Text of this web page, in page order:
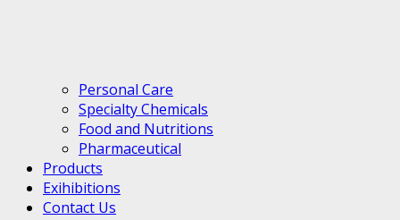
Personal Care
Specialty Chemicals
Food and Nutritions
Pharmaceutical
Products
Exihibitions
Contact Us